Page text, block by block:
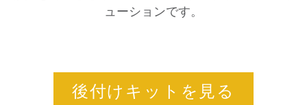
ューションです。
後付けキットを見る